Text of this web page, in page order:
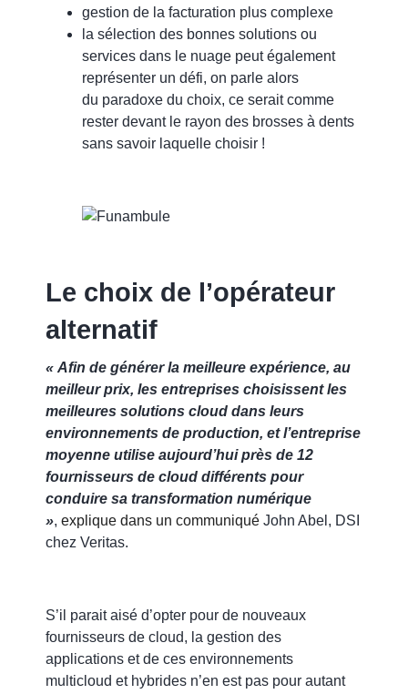
gestion de la facturation plus complexe
la sélection des bonnes solutions ou
services dans le nuage peut également
représenter un défi, on parle alors
du paradoxe du choix, ce serait comme
rester devant le rayon des brosses à dents
sans savoir laquelle choisir !
Le choix de l’opérateur
alternatif
« Afin de générer la meilleure expérience, au
meilleur prix, les entreprises choisissent les
meilleures solutions cloud dans leurs
environnements de production, et l’entreprise
moyenne utilise aujourd’hui près de 12
fournisseurs de cloud différents pour
conduire sa transformation numérique
», explique dans un communiqué John Abel, DSI
chez Veritas.
S’il parait aisé d’opter pour de nouveaux
fournisseurs de cloud, la gestion des
applications et de ces environnements
multicloud et hybrides n’en est pas pour autant